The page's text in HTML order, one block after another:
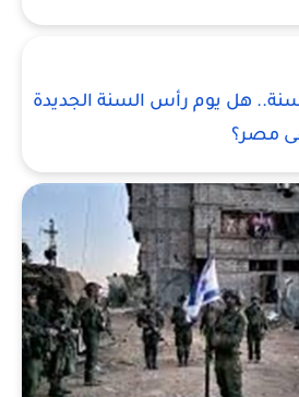
هل يوم رأس السنة الجديدة